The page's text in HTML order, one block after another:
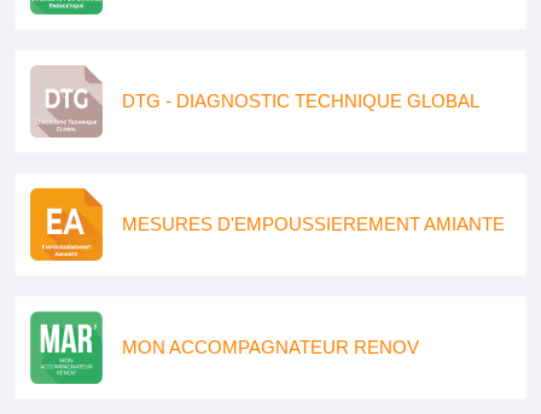
DTG - DIAGNOSTIC TECHNIQUE GLOBAL
MESURES D'EMPOUSSIEREMENT AMIANTE
MON ACCOMPAGNATEUR RENOV